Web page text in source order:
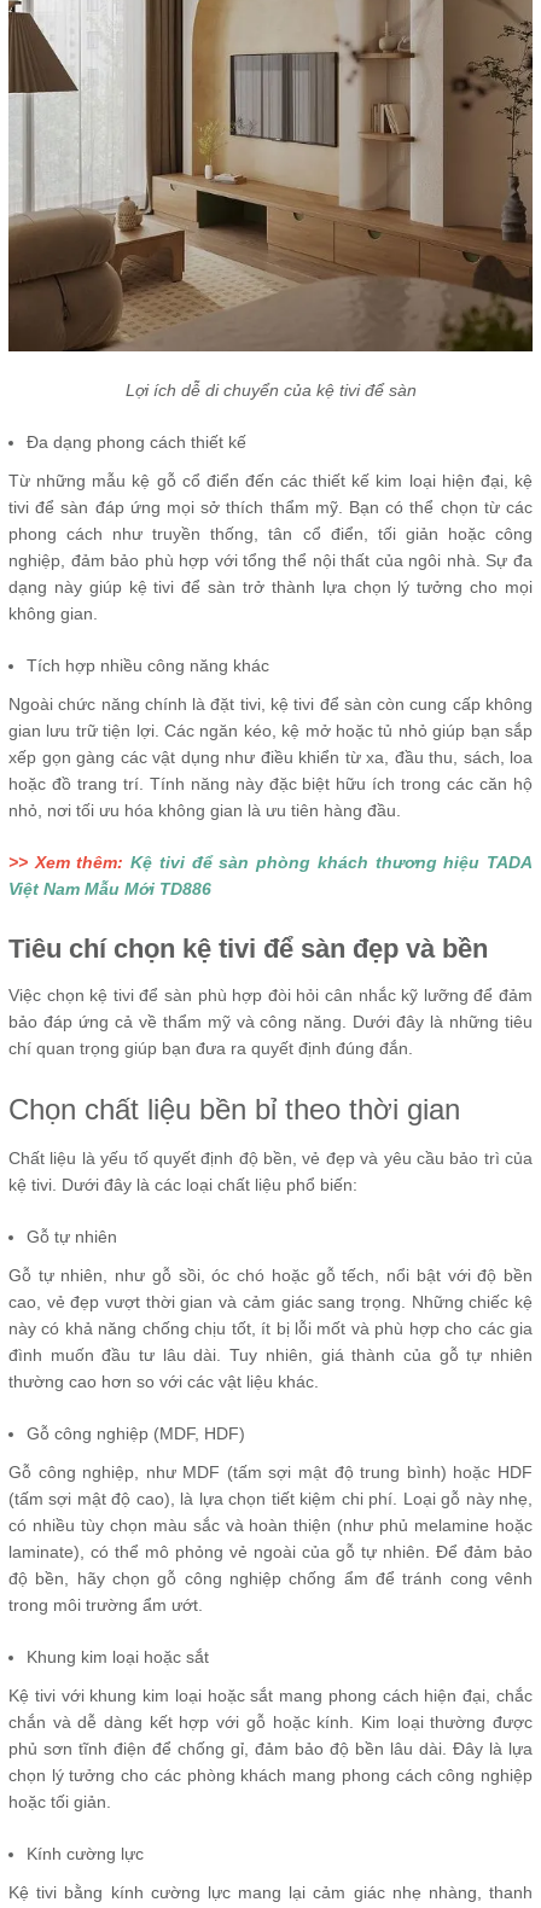
Lợi ích dễ di chuyển của kệ tivi để sàn
Đa dạng phong cách thiết kế
Từ những mẫu kệ gỗ cổ điển đến các thiết kế kim loại hiện đại, kệ
tivi để sàn đáp ứng mọi sở thích thẩm mỹ. Bạn có thể chọn từ các
phong cách như truyền thống, tân cổ điển, tối giản hoặc công
nghiệp, đảm bảo phù hợp với tổng thể nội thất của ngôi nhà. Sự đa
dạng này giúp kệ tivi để sàn trở thành lựa chọn lý tưởng cho mọi
không gian.
Tích hợp nhiều công năng khác
Ngoài chức năng chính là đặt tivi, kệ tivi để sàn còn cung cấp không
gian lưu trữ tiện lợi. Các ngăn kéo, kệ mở hoặc tủ nhỏ giúp bạn sắp
xếp gọn gàng các vật dụng như điều khiển từ xa, đầu thu, sách, loa
hoặc đồ trang trí. Tính năng này đặc biệt hữu ích trong các căn hộ
nhỏ, nơi tối ưu hóa không gian là ưu tiên hàng đầu.
>> Xem thêm:Kệ tivi để sàn phòng khách thương hiệu TADA
Việt Nam Mẫu Mới TD886
Tiêu chí chọn kệ tivi để sàn đẹp và bền
Việc chọn kệ tivi để sàn phù hợp đòi hỏi cân nhắc kỹ lưỡng để đảm
bảo đáp ứng cả về thẩm mỹ và công năng. Dưới đây là những tiêu
chí quan trọng giúp bạn đưa ra quyết định đúng đắn.
Chọn chất liệu bền bỉ theo thời gian
Chất liệu là yếu tố quyết định độ bền, vẻ đẹp và yêu cầu bảo trì của
kệ tivi. Dưới đây là các loại chất liệu phổ biến:
Gỗ tự nhiên
Gỗ tự nhiên, như gỗ sồi, óc chó hoặc gỗ tếch, nổi bật với độ bền
cao, vẻ đẹp vượt thời gian và cảm giác sang trọng. Những chiếc kệ
này có khả năng chống chịu tốt, ít bị lỗi mốt và phù hợp cho các gia
đình muốn đầu tư lâu dài. Tuy nhiên, giá thành của gỗ tự nhiên
thường cao hơn so với các vật liệu khác.
Gỗ công nghiệp (MDF, HDF)
Gỗ công nghiệp, như MDF (tấm sợi mật độ trung bình) hoặc HDF
(tấm sợi mật độ cao), là lựa chọn tiết kiệm chi phí. Loại gỗ này nhẹ,
có nhiều tùy chọn màu sắc và hoàn thiện (như phủ melamine hoặc
laminate), có thể mô phỏng vẻ ngoài của gỗ tự nhiên. Để đảm bảo
độ bền, hãy chọn gỗ công nghiệp chống ẩm để tránh cong vênh
trong môi trường ẩm ướt.
Khung kim loại hoặc sắt
Kệ tivi với khung kim loại hoặc sắt mang phong cách hiện đại, chắc
chắn và dễ dàng kết hợp với gỗ hoặc kính. Kim loại thường được
phủ sơn tĩnh điện để chống gỉ, đảm bảo độ bền lâu dài. Đây là lựa
chọn lý tưởng cho các phòng khách mang phong cách công nghiệp
hoặc tối giản.
Kính cường lực
Kệ tivi bằng kính cường lực mang lại cảm giác nhẹ nhàng, thanh